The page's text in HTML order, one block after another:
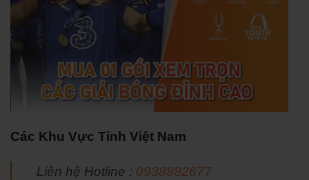
Các Khu Vực Tỉnh Việt Nam
Liên hệ Hotline : 0938882677